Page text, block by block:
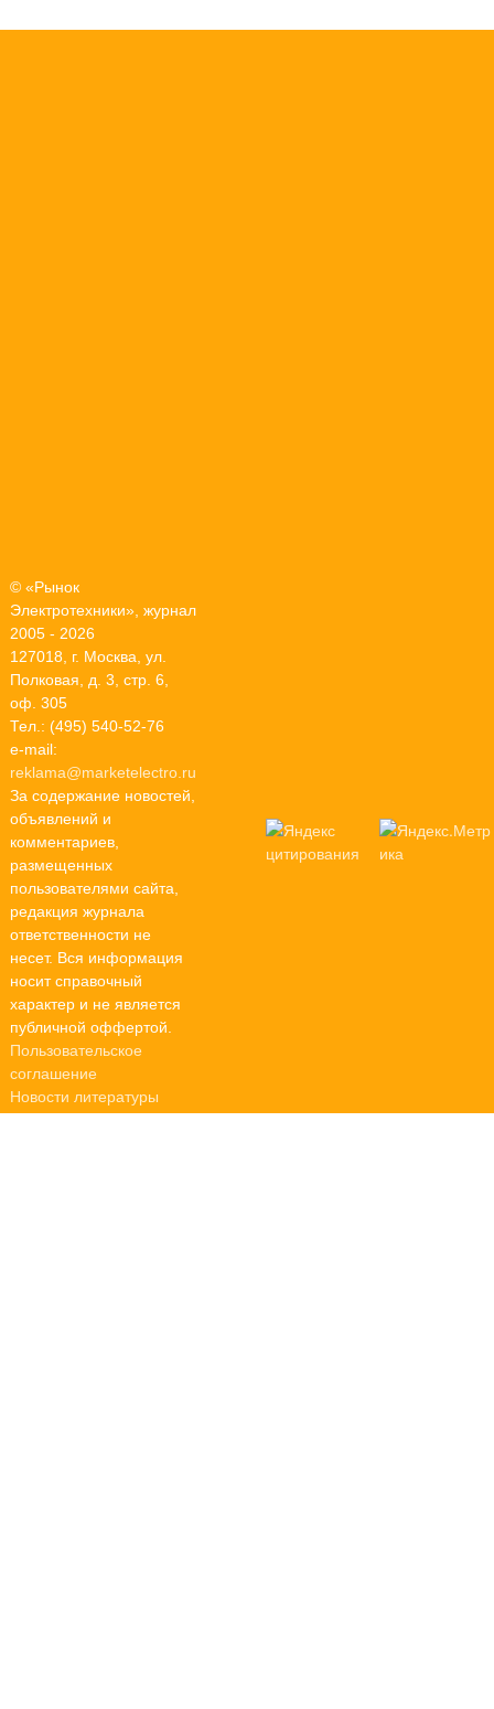
© «Рынок
Электротехники», журнал
2005 - 2026
127018, г. Москва, ул.
Полковая, д. 3, стр. 6,
оф. 305
Тел.: (495) 540-52-76
e-mail:
reklama@marketelectro.ru
За содержание новостей,
объявлений и
комментариев,
размещенных
пользователями сайта,
редакция журнала
ответственности не
несет. Вся информация
носит справочный
характер и не является
публичной оффертой.
Пользовательское
соглашение
Новости литературы